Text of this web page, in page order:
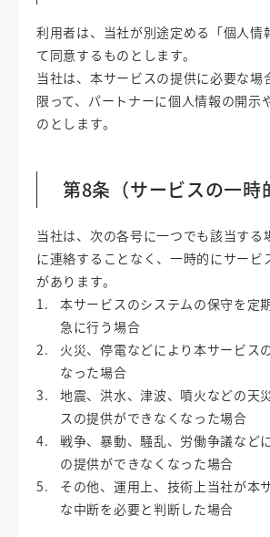
利用者は、当社が別途定める「個人情
て同意するものとします。
当社は、本サービスの提供に必要な場
限って、パートナーに個人情報の開示
のとします。
第8条（サービスの一時
当社は、次の各号に一つでも該当する
に連絡することなく、一時的にサービ
があります。
本サービスのシステムの保守を定
急に行う場合
火災、停電などにより本サービス
なった場合
地震、洪水、津波、噴火などの天
スの提供ができなくなった場合
戦争、暴動、騒乱、労働争議など
の提供ができなくなった場合
その他、運用上、技術上当社が本
な中断を必要と判断した場合